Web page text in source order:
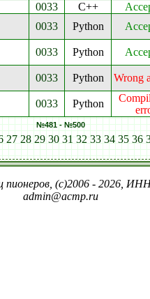
0033 C++
0033 Python
0033 Python
0033 Python Wrong
0033 Python
№481 - №500
27 28 29 30 31 32 33 34 35 36
пионеров, (c)2006 - 2026,
admin@acmp.ru